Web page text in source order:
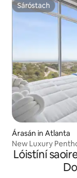
Sáróstach
Sáróstach
Árasán in Atlanta
New Luxury
Lóistíní